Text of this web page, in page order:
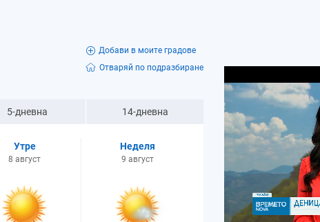
Добави в моите градове
Отваряй по подразбиране
5-дневна 14-дневна
Утре
8 август
Неделя
9 август